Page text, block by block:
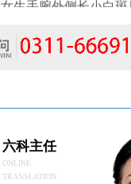
女生后腰中间长淡色斑腰部
女性锁骨下方长白块胸前浅色斑
女生脚趾甲旁长白点甲周
六科主任
ONLINE
TRANSLATION